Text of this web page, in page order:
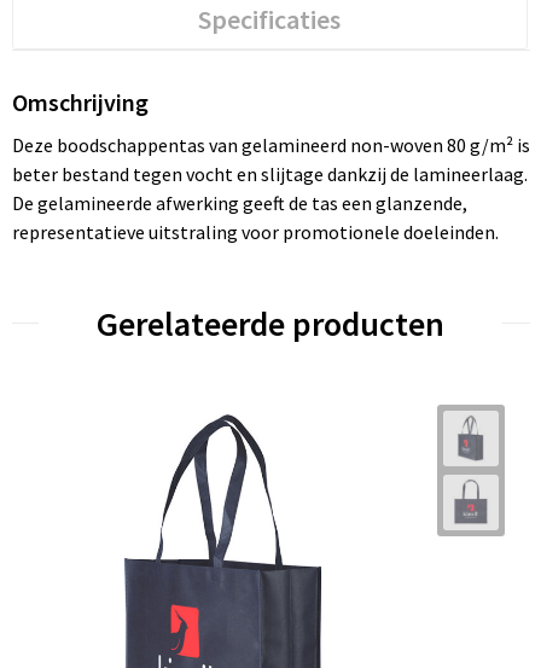
Specificaties
Omschrijving
Deze boodschappentas van gelamineerd non-woven 80 g/m² is
beter bestand tegen vocht en slijtage dankzij de lamineerlaag.
De gelamineerde afwerking geeft de tas een glanzende,
representatieve uitstraling voor promotionele doeleinden.
Gerelateerde producten